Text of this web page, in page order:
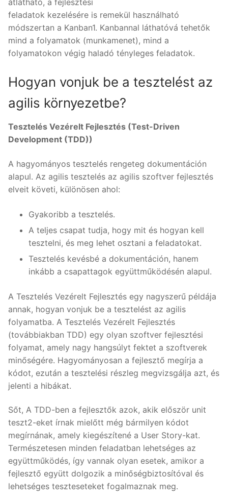
átlátható, a fejlesztési
feladatok kezelésére is remekül használható
módszertan a Kanban1. Kanbannal láthatóvá tehetők
mind a folyamatok (munkamenet), mind a
folyamatokon végig haladó tényleges feladatok.
Hogyan vonjuk be a tesztelést az
agilis környezetbe?
Tesztelés Vezérelt Fejlesztés (Test-Driven
Development (TDD))
A hagyományos tesztelés rengeteg dokumentáción
alapul. Az agilis tesztelés az agilis szoftver fejlesztés
elveit követi, különösen ahol:
Gyakoribb a tesztelés.
A teljes csapat tudja, hogy mit és hogyan kell
tesztelni, és meg lehet osztani a feladatokat.
Tesztelés kevésbé a dokumentáción, hanem
inkább a csapattagok együttműködésén alapul.
A Tesztelés Vezérelt Fejlesztés egy nagyszerű példája
annak, hogyan vonjuk be a tesztelést az agilis
folyamatba. A Tesztelés Vezérelt Fejlesztés
(továbbiakban TDD) egy olyan szoftver fejlesztési
folyamat, amely nagy hangsúlyt fektet a szoftverek
minőségére. Hagyományosan a fejlesztő megírja a
kódot, ezután a tesztelési részleg megvizsgálja azt, és
jelenti a hibákat.
Sőt, A TDD-ben a fejlesztők azok, akik először unit
teszt2-eket írnak mielőtt még bármilyen kódot
megírnának, amely kiegészítené a User Story-kat.
Természetesen minden feladatban lehetséges az
együttműködés, így vannak olyan esetek, amikor a
fejlesztő együtt dolgozik a minőségbiztosítóval és
lehetséges teszteseteket fogalmaznak meg.